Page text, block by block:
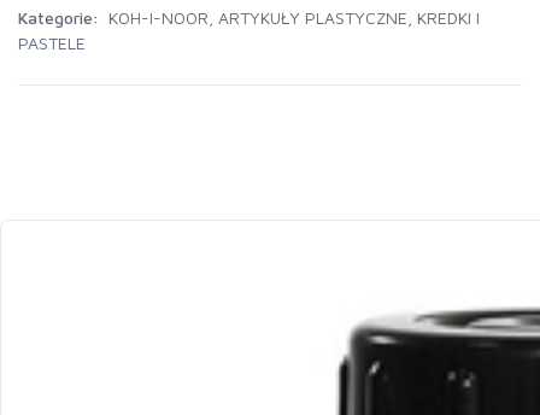
Kategorie:
KOH-I-NOOR ARTYKUŁY PLASTYCZNE KREDKI I
PASTELE